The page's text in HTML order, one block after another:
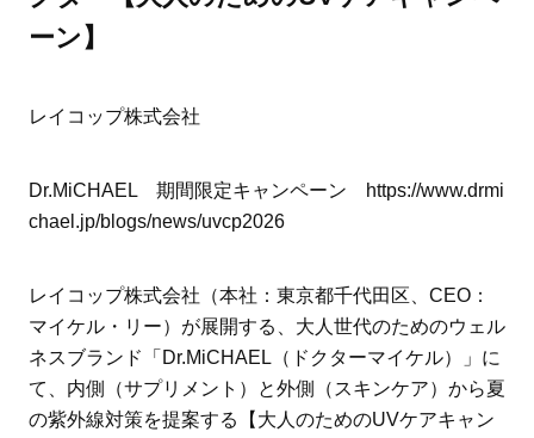
ス学」
タログ
ーン】
レイコップ株式会社
Dr.MiCHAEL 期間限定キャンペーン https://www.drmi
chael.jp/blogs/news/uvcp2026
レイコップ株式会社（本社：東京都千代田区、CEO：
マイケル・リー）が展開する、大人世代のためのウェル
ネスブランド「Dr.MiCHAEL（ドクターマイケル）」に
て、内側（サプリメント）と外側（スキンケア）から夏
の紫外線対策を提案する【大人のためのUVケアキャン